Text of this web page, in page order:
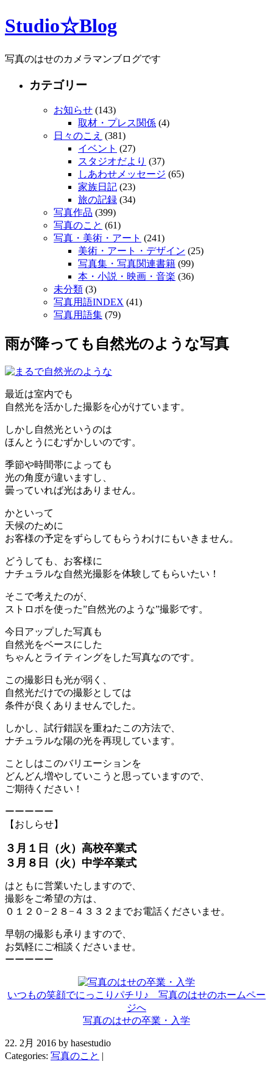
Studio☆Blog
写真のはせのカメラマンブログです
カテゴリー
お知らせ (143)
取材・プレス関係 (4)
日々のこえ (381)
イベント (27)
スタジオだより (37)
しあわせメッセージ (65)
家族日記 (23)
旅の記録 (34)
写真作品 (399)
写真のこと (61)
写真・美術・アート (241)
美術・アート・デザイン (25)
写真集・写真関連書籍 (99)
本・小説・映画・音楽 (36)
未分類 (3)
写真用語INDEX (41)
写真用語集 (79)
雨が降っても自然光のような写真
最近は室内でも
自然光を活かした撮影を心がけています。
しかし自然光というのは
ほんとうにむずかしいのです。
季節や時間帯によっても
光の角度が違いますし、
曇っていれば光はありません。
かといって
天候のために
お客様の予定をずらしてもらうわけにもいきません。
どうしても、お客様に
ナチュラルな自然光撮影を体験してもらいたい！
そこで考えたのが、
ストロボを使った”自然光のような”撮影です。
今日アップした写真も
自然光をベースにした
ちゃんとライティングをした写真なのです。
この撮影日も光が弱く、
自然光だけでの撮影としては
条件が良くありませんでした。
しかし、試行錯誤を重ねたこの方法で、
ナチュラルな陽の光を再現しています。
ことしはこのバリエーションを
どんどん増やしていこうと思っていますので、
ご期待ください！
ーーーーー
【おしらせ】
３月１日（火）高校卒業式
３月８日（火）中学卒業式
はともに営業いたしますので、
撮影をご希望の方は、
０１２０−２８−４３３２までお電話くださいませ。
早朝の撮影も承りますので、
お気軽にご相談くださいませ。
ーーーーー
いつもの笑顔でにっこりパチリ♪ 写真のはせのホームペー
ジへ
写真のはせの卒業・入学
22. 2月 2016 by hasestudio
Categories: 写真のこと |